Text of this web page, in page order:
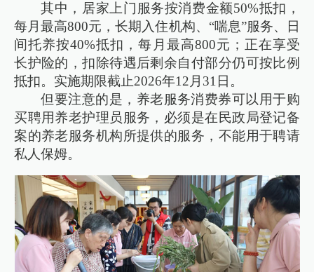
其中，居家上门服务按消费金额50%抵扣，
每月最高800元，长期入住机构、“喘息”服务、日
间托养按40%抵扣，每月最高800元；正在享受
长护险的，扣除待遇后剩余自付部分仍可按比例
抵扣。实施期限截止2026年12月31日。
但要注意的是，养老服务消费券可以用于购
买聘用养老护理员服务，必须是在民政局登记备
案的养老服务机构所提供的服务，不能用于聘请
私人保姆。